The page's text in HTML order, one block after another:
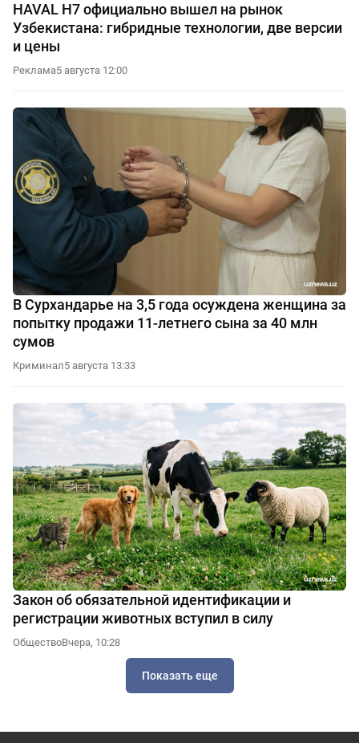
HAVAL H7 официально вышел на рынок
Узбекистана: гибридные технологии, две версии
и цены
Реклама5 августа 12:00
В Сурхандарье на 3,5 года осуждена женщина за
попытку продажи 11-летнего сына за 40 млн
сумов
Криминал5 августа 13:33
Закон об обязательной идентификации и
регистрации животных вступил в силу
ОбществоВчера, 10:28
Показать еще